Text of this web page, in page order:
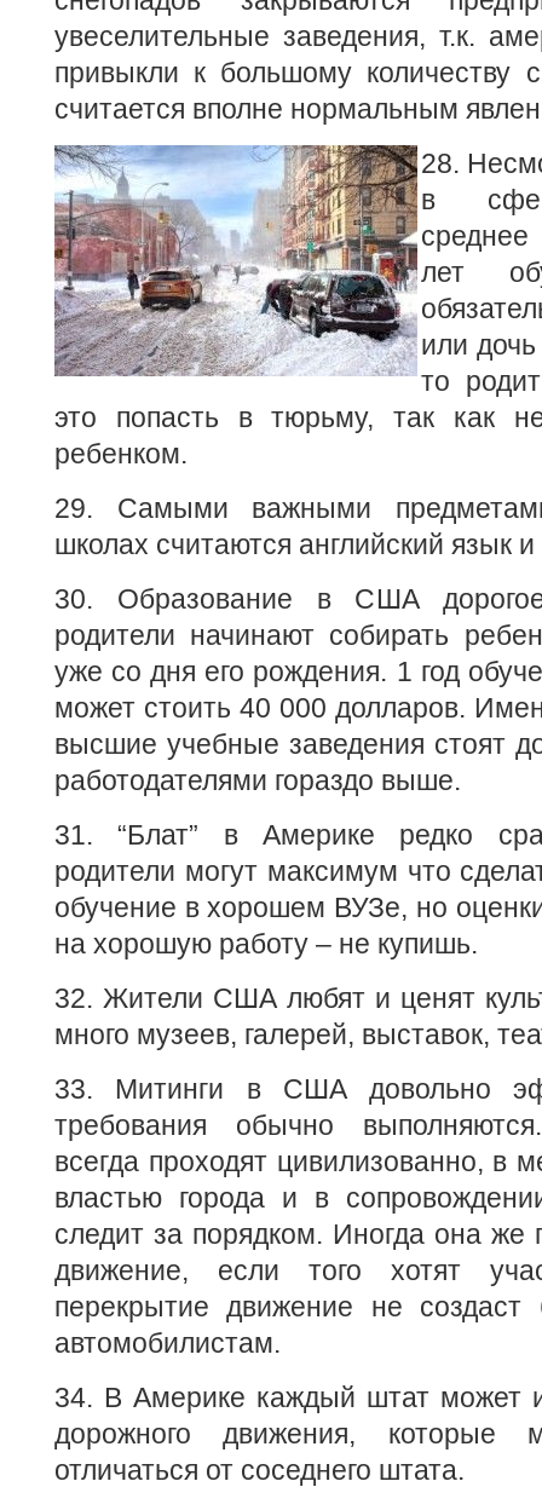
увеселительные заведения, т.к.
привыкли к большому количеству
считается вполне нормальным
28.
в
лет
или
то
это попасть в тюрьму, так как
ребенком.
29. Самыми важными
школах считаются английский язык
30. Образование в США
родители начинают собирать
уже со дня его рождения. 1 год
может стоить 40 000 долларов.
высшие учебные заведения стоят
работодателями гораздо выше.
31. “Блат” в Америке редко
родители могут максимум что
обучение в хорошем ВУЗе, но
на хорошую работу – не купишь.
32. Жители США любят и ценят
много музеев, галерей, выставок,
33. Митинги в США довольно
требования обычно
всегда проходят цивилизованно, в
властью города и в
следит за порядком. Иногда она же
движение, если того хотят
перекрытие движение не
автомобилистам.
34. В Америке каждый штат может
дорожного движения, которые
отличаться от соседнего штата.